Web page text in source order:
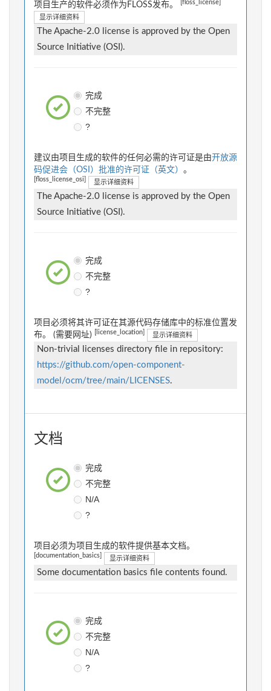
项目生产的软件必须作为FLOSS发布。 [floss_license]
显示详细资料
The Apache-2.0 license is approved by the Open
Source Initiative (OSI).
完成
不完整
?
建议由项目生成的软件的任何必需的许可证是由开放源
码促进会（OSI）批准的许可证（英文） 。
[floss_license_osi] 显示详细资料
The Apache-2.0 license is approved by the Open
Source Initiative (OSI).
完成
不完整
?
项目必须将其许可证在其源代码存储库中的标准位置发
布。 (需要网址)
[license_location] 显示详细资料
Non-trivial licenses directory file in repository:
https://github.com/open-component-
model/ocm/tree/main/LICENSES.
文档
完成
不完整
N/A
?
项目必须为项目生成的软件提供基本文档。
[documentation_basics] 显示详细资料
Some documentation basics file contents found.
完成
不完整
N/A
?